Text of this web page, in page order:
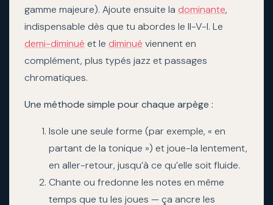
gamme majeure). Ajoute ensuite la dominante,
indispensable dès que tu abordes le II-V-I. Le
demi-diminué et le diminué viennent en
complément, plus typés jazz et passages
chromatiques.
Une méthode simple pour chaque arpège :
Isole une seule forme (par exemple, « en
partant de la tonique ») et joue-la lentement,
en aller-retour, jusqu’à ce qu’elle soit fluide.
Chante ou fredonne les notes en même
temps que tu les joues — ça ancre les